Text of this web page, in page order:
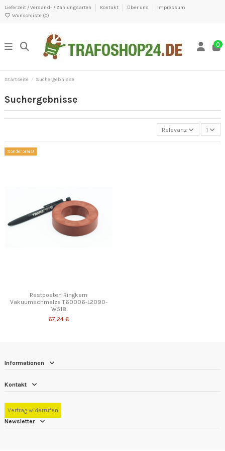
Lieferzeit / Versand- / Zahlungsarten Kontakt Über uns
Impressum
Wunschliste (0)
0
Startseite Suchergebnisse
Suchergebnisse
Relevanz 1
Sonderpreis!
Restposten Ringkern
Vakuumschmelze T60006-L2090-
W518
67,24 €
Informationen
Kontakt
Vertrag widerrufen
Newsletter